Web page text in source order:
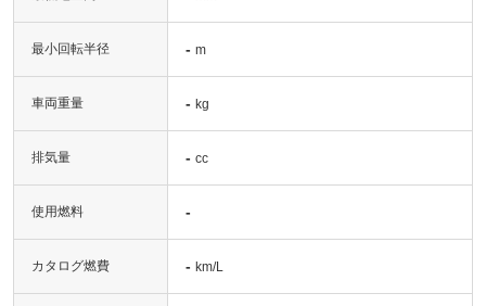
最小回転半径 - m
車両重量 - kg
排気量 - cc
使用燃料 -
カタログ燃費 - km/L